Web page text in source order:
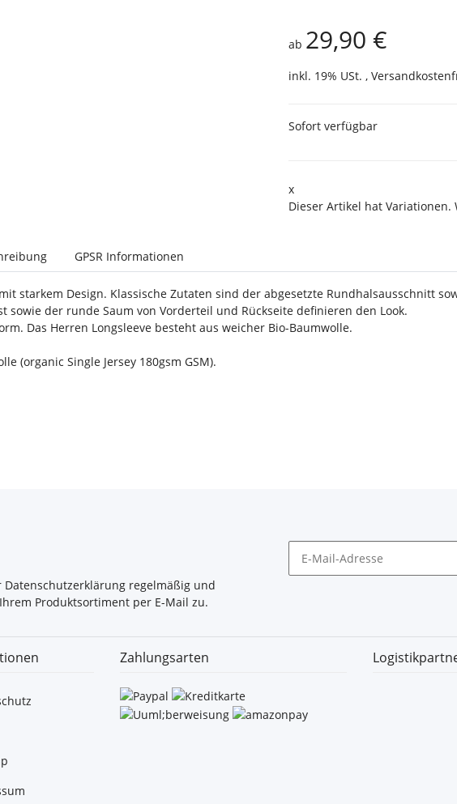
ab 29,90 €
inkl. 19% USt. ,
Sofort verfügbar
x
Dieser Artikel hat
GPSR Informationen
starkem Design. Klassische Zutaten sind der abgesetzte Rundhalsausschnitt
sowie der runde Saum von Vorderteil und Rückseite definieren den Look.
Das Herren Longsleeve besteht aus weicher Bio-Baumwolle.
(organic Single Jersey 180gsm GSM).
Datenschutzerklärung regelmäßig und
Produktsortiment per E-Mail zu.
Zahlungsarten